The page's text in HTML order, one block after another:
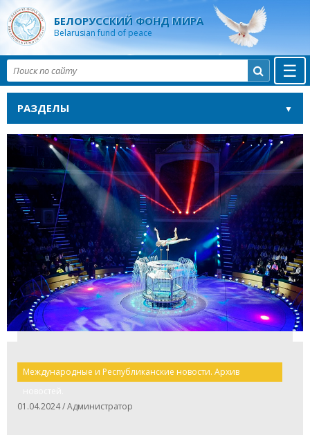
БЕЛОРУССКИЙ ФОНД МИРА
Belarusian fund of peace
☰

РАЗДЕЛЫ
Международные и Республиканские новости. Архив
01.04.2024 / Администратор